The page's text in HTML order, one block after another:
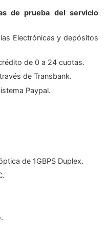
de prueba del servicio
Electrónicas y depósitos
de 0 a 24 cuotas.
de Transbank.
Paypal.
de 1GBPS Duplex.